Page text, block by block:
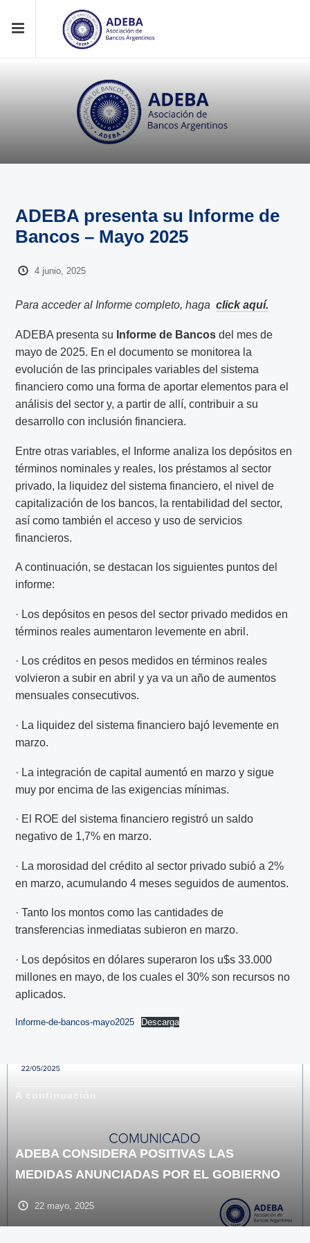
ADEBA presenta su Informe de
Bancos – Mayo 2025
4 junio, 2025
Para acceder al Informe completo, haga click aquí.
ADEBA presenta su Informe de Bancos del mes de
mayo de 2025. En el documento se monitorea la
evolución de las principales variables del sistema
financiero como una forma de aportar elementos para el
análisis del sector y, a partir de allí, contribuir a su
desarrollo con inclusión financiera.
Entre otras variables, el Informe analiza los depósitos en
términos nominales y reales, los préstamos al sector
privado, la liquidez del sistema financiero, el nivel de
capitalización de los bancos, la rentabilidad del sector,
así como también el acceso y uso de servicios
financieros.
A continuación, se destacan los siguientes puntos del
informe:
· Los depósitos en pesos del sector privado medidos en
términos reales aumentaron levemente en abril.
· Los créditos en pesos medidos en términos reales
volvieron a subir en abril y ya va un año de aumentos
mensuales consecutivos.
· La liquidez del sistema financiero bajó levemente en
marzo.
· La integración de capital aumentó en marzo y sigue
muy por encima de las exigencias mínimas.
· El ROE del sistema financiero registró un saldo
negativo de 1,7% en marzo.
· La morosidad del crédito al sector privado subió a 2%
en marzo, acumulando 4 meses seguidos de aumentos.
· Tanto los montos como las cantidades de
transferencias inmediatas subieron en marzo.
· Los depósitos en dólares superaron los u$s 33.000
millones en mayo, de los cuales el 30% son recursos no
aplicados.
Informe-de-bancos-mayo2025 Descarga
ADEBA CONSIDERA POSITIVAS LAS
MEDIDAS ANUNCIADAS POR EL GOBIERNO
22 mayo, 2025